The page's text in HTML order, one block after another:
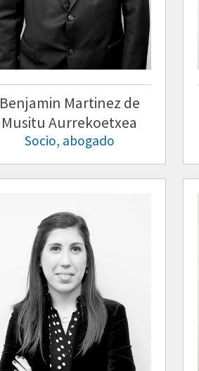
Benjamin Martinez de
Musitu Aurrekoetxea
Socio, abogado